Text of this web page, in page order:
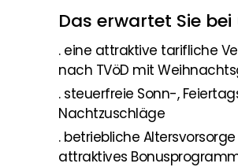
Das erwartet Sie bei
. eine attraktive tarifliche
nach TVöD mit
. steuerfreie Sonn-,
Nachtzuschläge
. betriebliche
attraktives